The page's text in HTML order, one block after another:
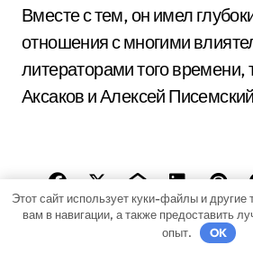
Вместе с тем, он имел
отношения с многими
литераторами того времени,
Аксаков и Алексей
Этот сайт использует куки-файлы и другие
вам в навигации, а также предоставить
опыт.
OK